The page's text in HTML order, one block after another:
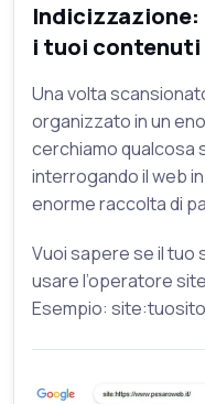
Indicizzazione:
i tuoi contenuti
Una volta
organizzato in un
cerchiamo qualcosa
interrogando il web
enorme raccolta di
Vuoi sapere se il tuo
usare l’operatore
Esempio: